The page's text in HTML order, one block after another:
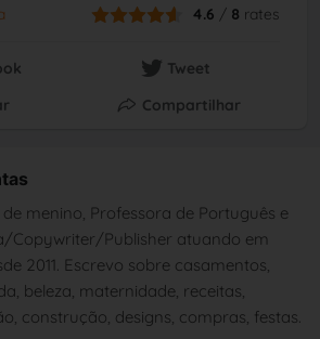
4.6 / 8 rates
Tweet
Compartilhar
menino, Professora de Português e
Copywriter/Publisher atuando em
2011. Escrevo sobre casamentos,
beleza, maternidade, receitas,
construção, designs, compras, festas.